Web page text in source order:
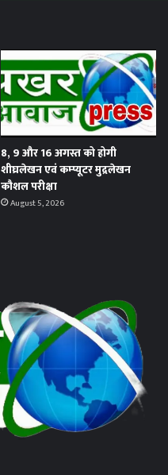
8, 9 और 16 अगस्त को होगी
शीघ्रलेखन एवं कम्प्यूटर मुद्रलेखन
कौशल परीक्षा
August 5, 2026